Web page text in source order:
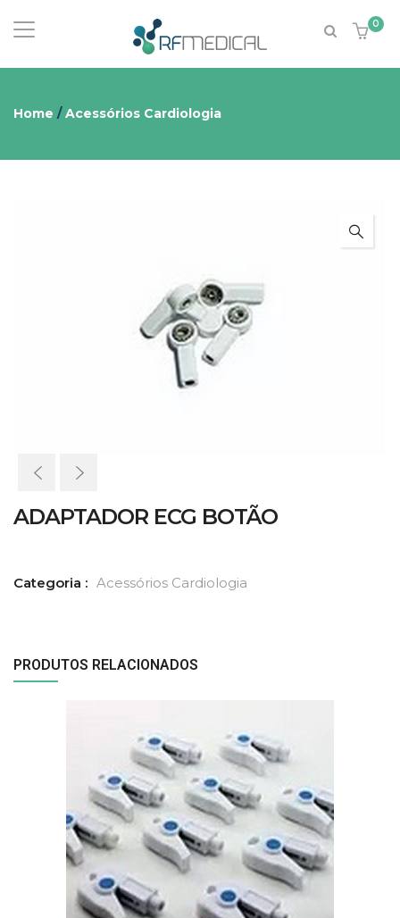
0
Home /Acessórios Cardiologia
ADAPTADOR ECG BOTÃO
Categoria : Acessórios Cardiologia
PRODUTOS RELACIONADOS